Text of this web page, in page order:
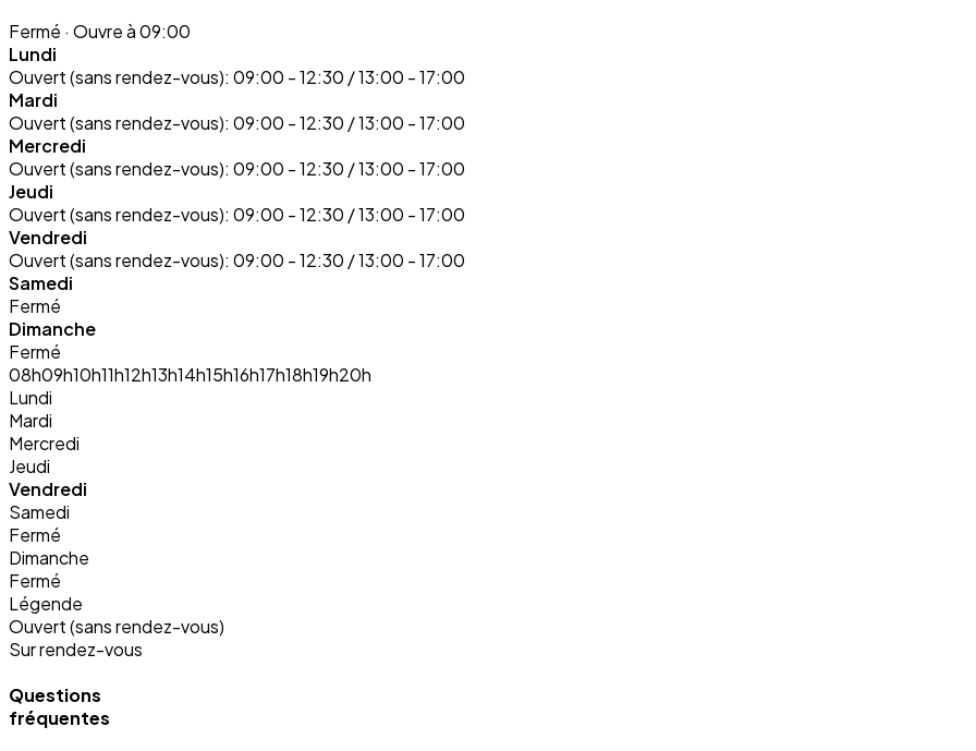
Fermé · Ouvre à 09:00
Lundi
Ouvert (sans rendez-vous): 09:00 - 12:30 / 13:00 - 17:00
Mardi
Ouvert (sans rendez-vous): 09:00 - 12:30 / 13:00 - 17:00
Mercredi
Ouvert (sans rendez-vous): 09:00 - 12:30 / 13:00 - 17:00
Jeudi
Ouvert (sans rendez-vous): 09:00 - 12:30 / 13:00 - 17:00
Vendredi
Ouvert (sans rendez-vous): 09:00 - 12:30 / 13:00 - 17:00
Samedi
Fermé
Dimanche
Fermé
08h09h10h11h12h13h14h15h16h17h18h19h20h
Lundi
Mardi
Mercredi
Jeudi
Vendredi
Samedi
Fermé
Dimanche
Fermé
Légende
Ouvert (sans rendez-vous)
Sur rendez-vous
Questions
fréquentes